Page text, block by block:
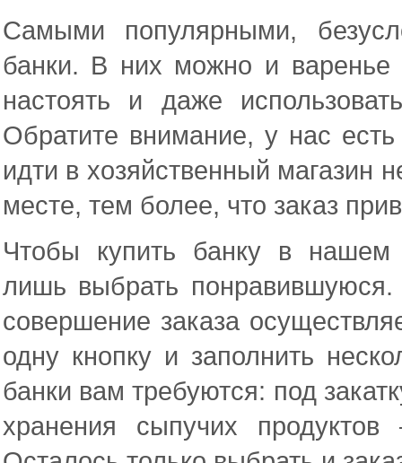
Самыми популярными,
банки. В них можно и варенье
настоять и даже
Обратите внимание, у нас
идти в хозяйственный магазин
месте, тем более, что заказ
Чтобы купить банку в нашем
лишь выбрать
совершение заказа
одну кнопку и заполнить
банки вам требуются: под
хранения сыпучих